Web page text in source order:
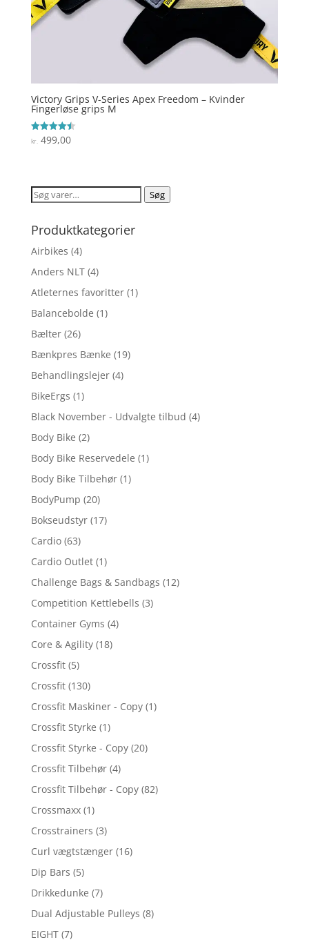
Victory Grips V-Series Apex Freedom – Kvinder
Fingerløse grips M
Vurderet
4.5
kr.499,00
Søg
Søg
Produktkategorier
Airbikes (4)
Anders NLT (4)
Atleternes favoritter (1)
Balancebolde (1)
Bælter (26)
Bænkpres Bænke (19)
Behandlingslejer (4)
BikeErgs (1)
Black November - Udvalgte tilbud (4)
Body Bike (2)
Body Bike Reservedele (1)
Body Bike Tilbehør (1)
BodyPump (20)
Bokseudstyr (17)
Cardio (63)
Cardio Outlet (1)
Challenge Bags & Sandbags (12)
Competition Kettlebells (3)
Container Gyms (4)
Core & Agility (18)
Crossfit (5)
Crossfit (130)
Crossfit Maskiner - Copy (1)
Crossfit Styrke (1)
Crossfit Styrke - Copy (20)
Crossfit Tilbehør (4)
Crossfit Tilbehør - Copy (82)
Crossmaxx (1)
Crosstrainers (3)
Curl vægtstænger (16)
Dip Bars (5)
Drikkedunke (7)
Dual Adjustable Pulleys (8)
EIGHT (7)